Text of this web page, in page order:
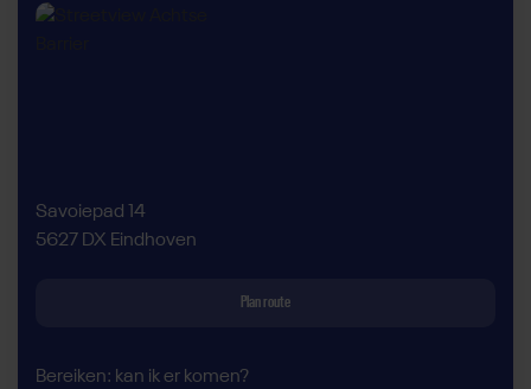
Savoiepad 14
5627 DX Eindhoven
Plan route
Bereiken: kan ik er komen?